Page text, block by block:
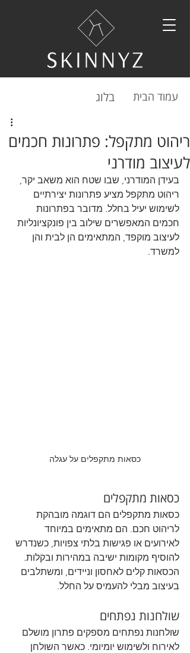
בלוג עמוד הבית​
ריהוט מתקפל: פתרונות חכמים
לעיצוב מודרני
בעידן המודרני, שבו שטח הוא משאב יקר,
ריהוט מתקפל מציע פתרונות יצירתיים
לשימוש יעיל בחלל. מדובר בפתרונות
חכמים המאפשרים שילוב בין פונקציונליות
לעיצוב מוקפד, המתאימים הן לבית והן
למשרד.
כסאות מתקפלים על עגלה
כסאות מתקפלים
כסאות מתקפלים הם דוגמה מובהקת
לריהוט חכם. הם מתאימים במיוחד
לאירועים או פגישות בלתי צפויות, כשנדרש
להוסיף מקומות ישיבה במהירות ובקלות.
הכסאות קלים לאחסון וניידים, ומשתלבים
בעיצוב מבלי להעמיס על החלל.
שולחנות נפתחים
שולחנות נפתחים מספקים פתרון מושלם
לאירוח ולשימוש יומיומי. כאשר השולחן